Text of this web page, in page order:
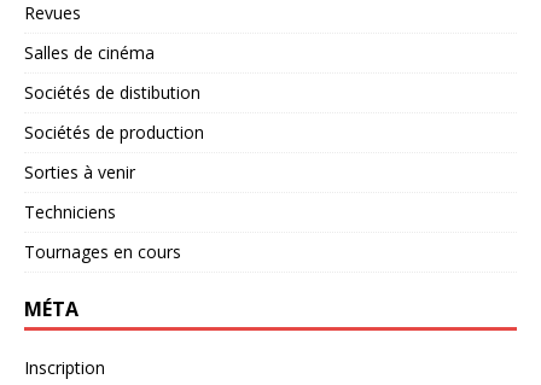
Revues
Salles de cinéma
Sociétés de distibution
Sociétés de production
Sorties à venir
Techniciens
Tournages en cours
MÉTA
Inscription